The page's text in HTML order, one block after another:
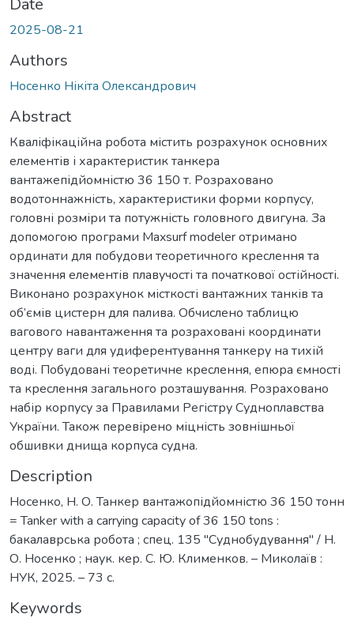
2025-08-21
Authors
Носенко Нікіта Олександрович
Abstract
Кваліфікаційна робота містить розрахунок основних
елементів і характеристик танкера
вантажепідйомністю 36 150 т. Розраховано
водотоннажність, характеристики форми корпусу,
головні розміри та потужність головного двигуна. За
допомогою програми Maxsurf modeler отримано
ординати для побудови теоретичного креслення та
значення елементів плавучості та початкової остійності.
Виконано розрахунок місткості вантажних танків та
об’ємів цистерн для палива. Обчислено таблицю
вагового навантаження та розраховані координати
центру ваги для удиферентування танкеру на тихій
воді. Побудовані теоретичне креслення, епюра ємності
та креслення загального розташування. Розраховано
набір корпусу за Правилами Регістру Судноплавства
України. Також перевірено міцність зовнішньої
обшивки днища корпуса судна.
Description
Носенко, Н. О. Танкер вантажопідйомністю 36 150 тонн
= Tanker with a carrying capacity of 36 150 tons :
бакалаврська робота ; спец. 135 "Суднобудування" / Н.
О. Носенко ; наук. кер. С. Ю. Клименков. – Миколаїв :
НУК, 2025. – 73 с.
Keywords